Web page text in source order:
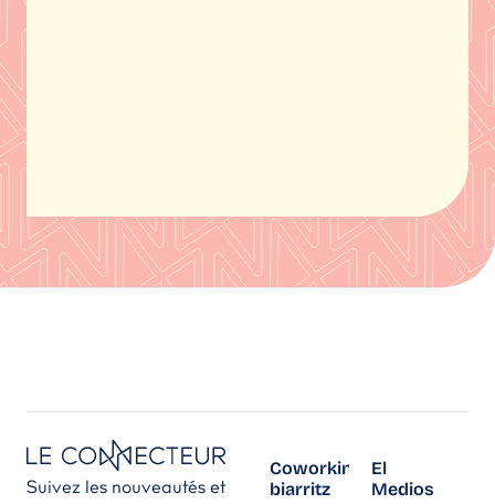
Suivez les nouveautés et
Coworking
biarritz
El
Medios